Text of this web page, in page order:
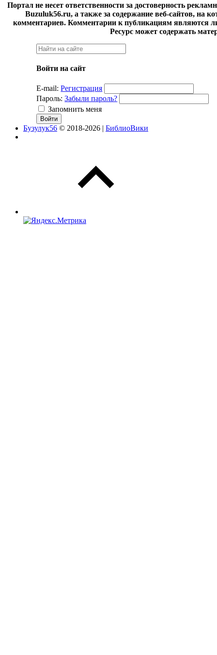
Портал не несет ответственности за достоверность
Buzuluk56.ru, а также за содержание веб-сайтов, на
комментариев. Комментарии к публикациям являются
Ресурс может содержать
Войти на сайт
E-mail: Регистрация
Пароль: Забыли пароль?
Запомнить меня
Бузулук56 © 2018-2026 | БиблиоВики